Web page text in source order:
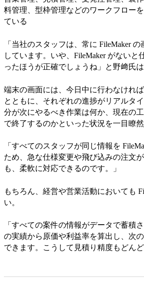
料管理、型枠管理などのワークフロー
ている
「当社のスタッフは、常に FileMaker
しています。いや、FileMaker がないと
ったほうが正確でしょうね」と野﨑氏は
端末の画面には、今日中に行わなけれ
とともに、それぞれの進捗がリアルタ
分が次にやるべき作業は何か、現在の
で終了するのかといった状況を一目瞭
「すべてのスタッフが同じ情報を
ため、急な仕様変更や飛び込みの注文
も、柔軟に対応できるのです。」
もちろん、経営や営業活動においても
い。
「すべての案件の情報がデータで蓄積
の実績から原価や利益率を算出し、次
できます。こうして見積り精度もどん